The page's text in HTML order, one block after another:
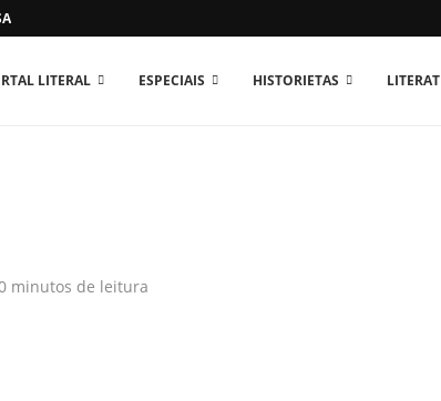
O MUNDO...
LITERAL ESPECIAIS HISTORIETAS
minutos de leitura